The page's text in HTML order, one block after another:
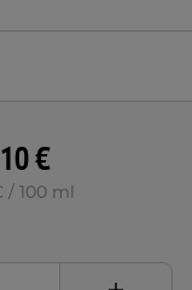
€
/ 100 ml